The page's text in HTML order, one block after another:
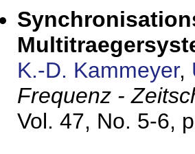
K.-D. Kammeyer,
Frequenz -
Vol. 47, No. 5-6,